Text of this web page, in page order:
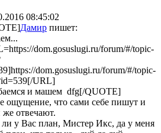
08:45:02
Дамир пишет:
dom.gosuslugi.ru/forum/#/topic-
dom.gosuslugi.ru/forum/#/topic-
URL]
и машем dfg[/QUOTE]
ощущение, что сами себе пишут и
же отвечают.
ли у Вас план, Мистер Икс, да у меня